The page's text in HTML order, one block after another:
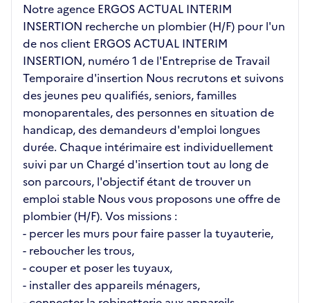
Notre agence ERGOS ACTUAL INTERIM
INSERTION recherche un plombier (H/F) pour l'un
de nos client ERGOS ACTUAL INTERIM
INSERTION, numéro 1 de l'Entreprise de Travail
Temporaire d'insertion Nous recrutons et suivons
des jeunes peu qualifiés, seniors, familles
monoparentales, des personnes en situation de
handicap, des demandeurs d'emploi longues
durée. Chaque intérimaire est individuellement
suivi par un Chargé d'insertion tout au long de
son parcours, l'objectif étant de trouver un
emploi stable Nous vous proposons une offre de
plombier (H/F). Vos missions :
- percer les murs pour faire passer la tuyauterie,
- reboucher les trous,
- couper et poser les tuyaux,
- installer des appareils ménagers,